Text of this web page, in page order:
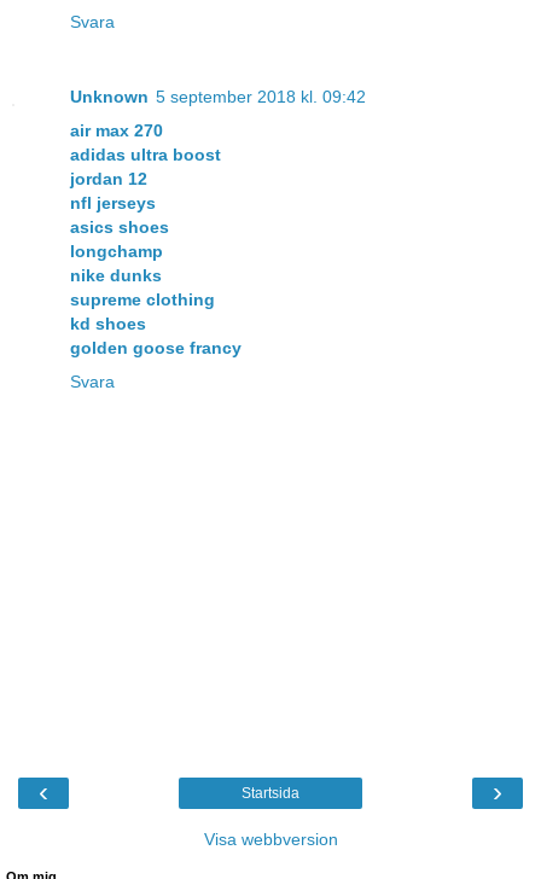
Svara
Unknown 5 september 2018 kl. 09:42
air max 270
adidas ultra boost
jordan 12
nfl jerseys
asics shoes
longchamp
nike dunks
supreme clothing
kd shoes
golden goose francy
Svara
‹ ›
Startsida
Visa webbversion